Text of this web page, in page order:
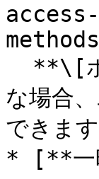
な場合
できます
* [**一